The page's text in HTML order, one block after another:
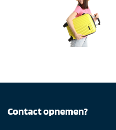
Contact opnemen?